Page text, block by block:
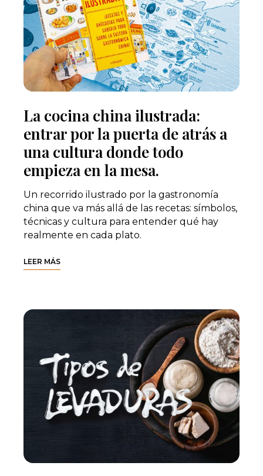
La cocina china ilustrada:
entrar por la puerta de atrás a
una cultura donde todo
empieza en la mesa.
Un recorrido ilustrado por la gastronomía
china que va más allá de las recetas: símbolos,
técnicas y cultura para entender qué hay
realmente en cada plato.
LEER MÁS